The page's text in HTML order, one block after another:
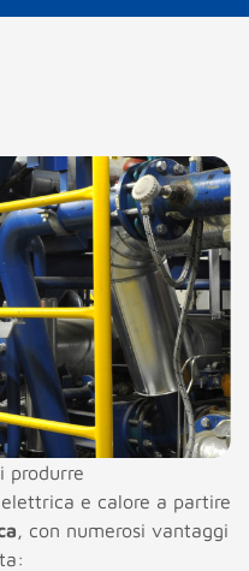
produrre
e calore a partire
, con numerosi vantaggi